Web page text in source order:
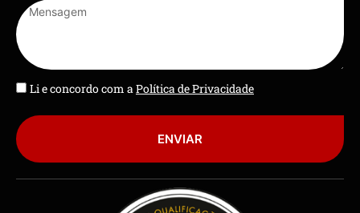
Li e concordo com aPolítica de Privacidade
ENVIAR